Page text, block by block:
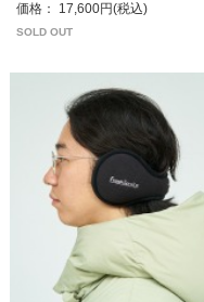
価格： 17,600円(税込)
SOLD OUT